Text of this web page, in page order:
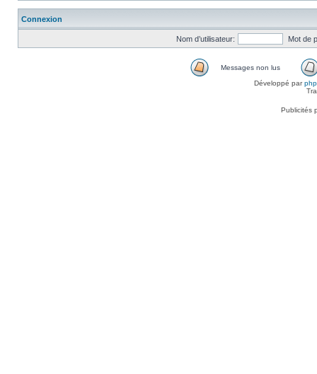
Connexion
Nom d’utilisateur: Mot de
Messages non lus
Développé par
Publicités